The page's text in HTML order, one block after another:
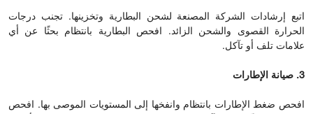
اتبع إرشادات الشركة المصنعة لشحن البطارية وتخزينها. تجنب درجات
الحرارة القصوى والشحن الزائد. افحص البطارية بانتظام بحثًا عن أي
علامات تلف أو تآكل.
3. صيانة الإطارات
افحص ضغط الإطارات بانتظام وانفخها إلى المستويات الموصى بها. افحص